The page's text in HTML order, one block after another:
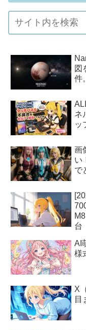
図
件
ネ
ッ
画
い
で
台
AI
様
X
目